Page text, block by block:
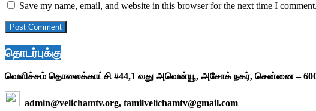
Save my name, email, and website in this browser for the next time I comment.
தொடர்புக்கு
வெளிச்சம் தொலைக்காட்சி #44,1 வது அவென்யூ, அசோக் நகர், சென்னை –
admin@velichamtv.org, tamilvelichamtv@gmail.com